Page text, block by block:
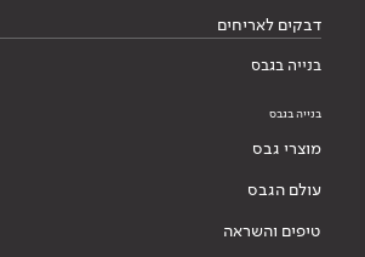
דבקים לאריחים
בנייה בגבס
בנייה בגבס
מוצרי גבס
עולם הגבס
טיפים והשראה